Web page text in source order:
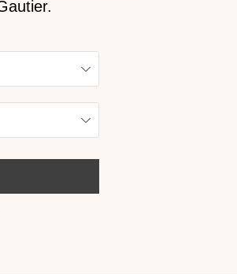
Trouvez l’inspiration en
nos collections sur l’écran de
RECEVOIR LE CATALOGUE 2026